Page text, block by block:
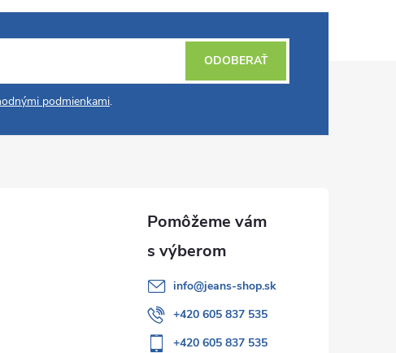
podmienkami.
ODOBERAŤ
info@jeans-shop.sk
+420 605 837 535
+420 605 837 535